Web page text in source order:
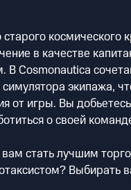
старого космического
в качестве
В Cosmonautica
симулятора экипажа,
от игры. Вы
о своей
вам стать лучшим
Выбирать